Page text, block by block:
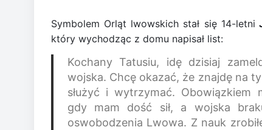
Symbolem Orląt lwowskich stał się 14-letni
który wychodząc z domu napisał list:
Kochany Tatusiu, idę dzisiaj
wojska. Chcę okazać, że znajdę na
służyć i wytrzymać. Obowiązkiem
gdy mam dość sił, a wojska
oswobodzenia Lwowa. Z nauk